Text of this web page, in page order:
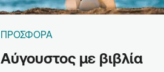
ΠΡΟΣΦΟΡΑ
Αύγουστος με βιβλία